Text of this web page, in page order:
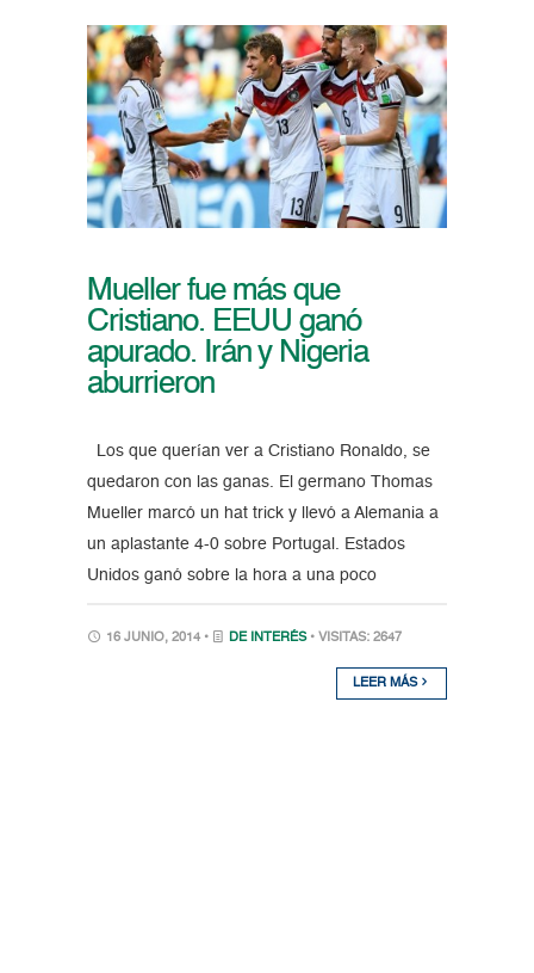
Mueller fue más que
Cristiano. EEUU ganó
apurado. Irán y Nigeria
aburrieron
Los que querían ver a Cristiano Ronaldo, se
quedaron con las ganas. El germano Thomas
Mueller marcó un hat trick y llevó a Alemania a
un aplastante 4-0 sobre Portugal. Estados
Unidos ganó sobre la hora a una poco
16 JUNIO, 2014 • DE INTERÉS • VISITAS: 2647
LEER MÁS